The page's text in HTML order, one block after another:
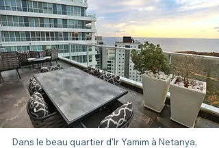
Dans le beau quartier d'Ir Yamim à Netanya,